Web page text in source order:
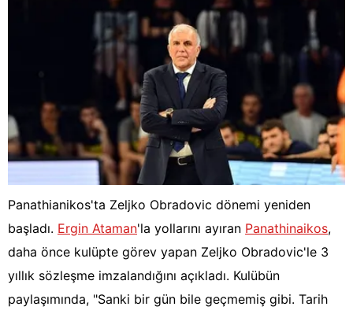
Panathianikos'ta Zeljko Obradovic dönemi yeniden
başladı. Ergin Ataman'la yollarını ayıran Panathinaikos,
daha önce kulüpte görev yapan Zeljko Obradovic'le 3
yıllık sözleşme imzalandığını açıkladı. Kulübün
paylaşımında, "Sanki bir gün bile geçmemiş gibi. Tarih